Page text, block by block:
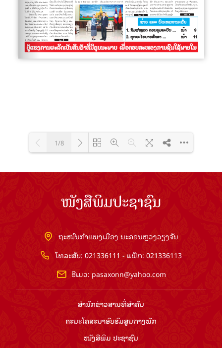
Loading PDF 100% ...
1/8
ໜັງສືພິມປະຊາຊົນ
ຖະໜົນກຳແພງເມືອງ ນະຄອນຫຼວງວຽງຈັນ
ໂທລະສັບ: 021336111 - ແຟັກ: 021336113
ອີເມວ: pasaxonn@yahoo.com
ສຳ​ນັກ​ຂ່າວ​ສານ​ທີ່​ສຳ​ຄັນ​
ຄະນະໂຄສະນາອົບຮົມ​ສູນ​ກາງ​ພັກ
ໜັງສືພິມ ປະ​ຊາ​ຊົນ